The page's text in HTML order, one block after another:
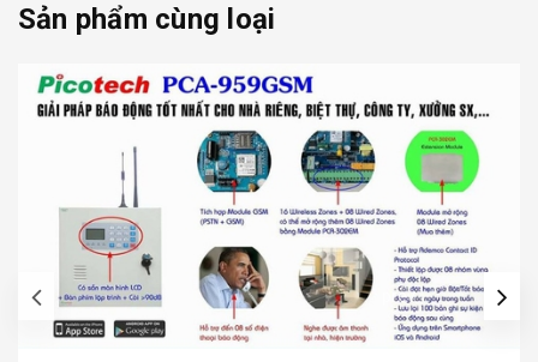
Sản phẩm cùng loại
prev